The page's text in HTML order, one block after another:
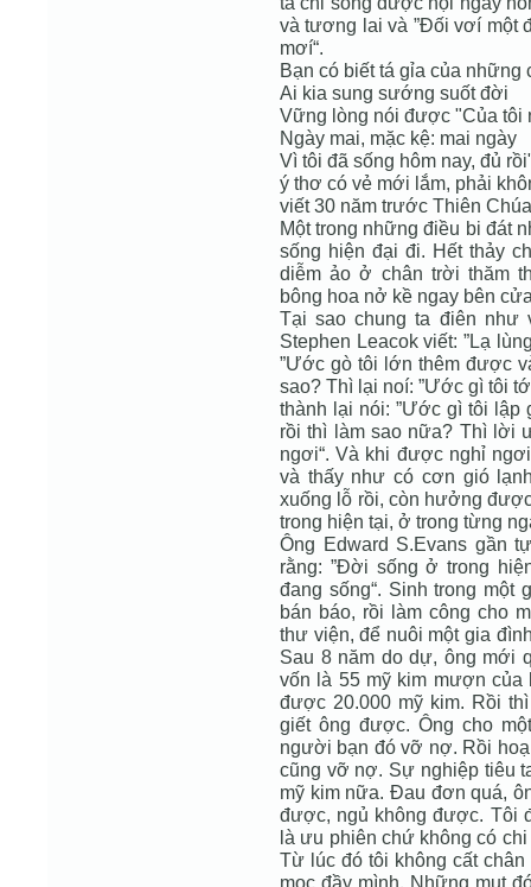
và tương lai và ”Đối vơí một
mơí“.
Bạn có biết tá gỉa của những
Ai kia sung sướng suốt đời
Vững lòng nói được "Của tôi
Ngày mai, mặc kệ: mai ngày
Vì tôi đã sống hôm nay, đủ
ý thơ có vẻ mới lắm, phải
viết 30 năm trước Thiên
Một trong những điều bi đát
sống hiện đại đi. Hết thảy
diễm ảo ở chân trời thăm
bông hoa nở kề ngay bên
Tại sao chung ta điên như
Stephen Leacok viết: ”Lạ
”Ước gò tôi lớn thêm được
sao? Thì lại noí: ”Ước gì tôi
thành lại nói: ”Ước gì tôi lập
rồi thì làm sao nữa? Thì lời
ngơi“. Và khi được nghỉ
và thấy như có cơn gió
xuống lỗ rồi, còn hưởng
trong hiện tại, ở trong từng
Ông Edward S.Evans gần
rằng: ”Đời sống ở trong
đang sống“. Sinh trong một
bán báo, rồi làm công cho
thư viện, để nuôi một gia
Sau 8 năm do dự, ông mới
vốn là 55 mỹ kim mượn của
được 20.000 mỹ kim. Rồi
giết ông được. Ông cho
người bạn đó vỡ nợ. Rồi
cũng vỡ nợ. Sự nghiệp tiêu
mỹ kim nữa. Đau đơn quá,
được, ngủ không được. Tôi
là ưu phiên chứ không có
Từ lúc đó tôi không cất
mọc đầy mình. Những mụt